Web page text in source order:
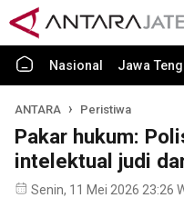
Nasional Jawa
ANTARA Peristiwa
Pakar hukum:
intelektual judi
Senin, 11 Mei 2026 23:26